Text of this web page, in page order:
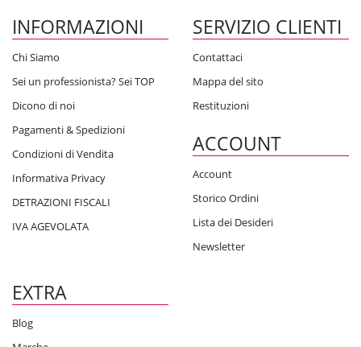
INFORMAZIONI
Chi Siamo
Sei un professionista? Sei TOP
Dicono di noi
Pagamenti & Spedizioni
Condizioni di Vendita
Informativa Privacy
DETRAZIONI FISCALI
IVA AGEVOLATA
SERVIZIO CLIENTI
Contattaci
Mappa del sito
Restituzioni
ACCOUNT
Account
Storico Ordini
Lista dei Desideri
Newsletter
EXTRA
Blog